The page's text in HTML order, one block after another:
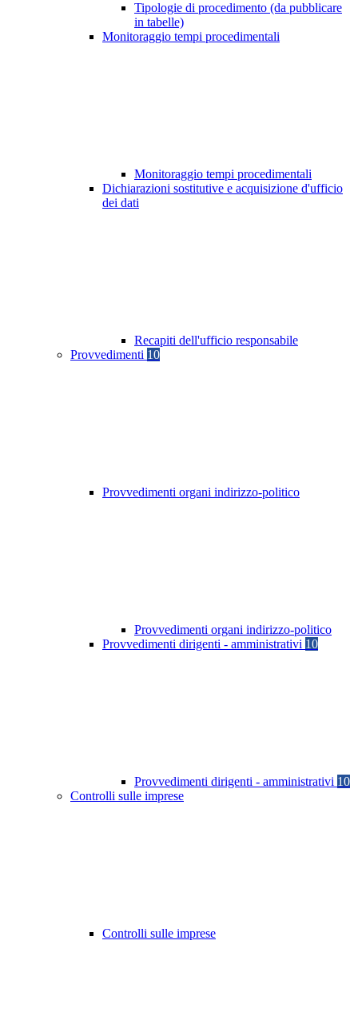
Tipologie di procedimento (da pubblicare
in tabelle)
Monitoraggio tempi procedimentali
Monitoraggio tempi procedimentali
Dichiarazioni sostitutive e acquisizione d'ufficio
dei dati
Recapiti dell'ufficio responsabile
Provvedimenti 10
Provvedimenti organi indirizzo-politico
Provvedimenti organi indirizzo-politico
Provvedimenti dirigenti - amministrativi 10
Provvedimenti dirigenti - amministrativi 10
Controlli sulle imprese
Controlli sulle imprese